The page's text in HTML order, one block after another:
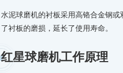
水泥球磨机的衬板采用高铬合金钢
了衬板的磨损，延长了使用寿命。
红星球磨机工作原理